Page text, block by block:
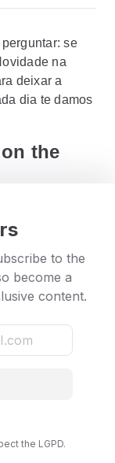
se
na
deixar a
dia te damos
the
to the
become a
content.
the LGPD.